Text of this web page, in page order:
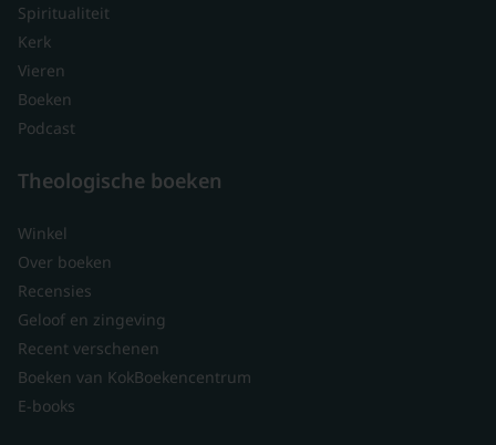
Spiritualiteit
Kerk
Vieren
Boeken
Podcast
Theologische boeken
Winkel
Over boeken
Recensies
Geloof en zingeving
Recent verschenen
Boeken van KokBoekencentrum
E-books